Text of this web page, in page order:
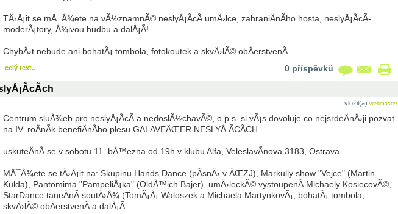
TÄ›Å¡it se mÅ¯Å¾ete na vÃ½znamnÃ© neslyÅ¡Ã­cÃ­ umÄ›lce, zahraniÄnÃ­ho hosta, neslyÅ¡Ã­cÃ­
moderÃ¡tory, Å¾ivou hudbu a dalÅ¡Ã­!
ChybÄ›t nebude ani bohatÃ¡ tombola, fotokoutek a skvÄ›lÃ© obÄerstvenÃ­.
celý text.. 0 příspěvků
vložil(a) webmaster
Centrum sluÅ¾eb pro neslyÅ¡Ã­cÃ­ a nedoslÃ½chavÃ©, o.p.s. si vÃ¡s dovoluje co nejsrdeÄnÄ›ji pozvat
na IV. roÄnÃ­k benefiÄnÃ­ho plesu GALAVEÄŒER NESLYÅ ÃCÃCH
uskuteÄnÃ­ se v sobotu 11. bÅ™ezna od 19h v klubu Alfa, VeleslavÃ­nova 3183, Ostrava
MÅ¯Å¾ete se tÄ›Å¡it na: Skupinu Hands Dance (pÃ­snÄ› v ÄŒZJ), Markully show "Vejce" (Martin
Kulda), Pantomima "PampeliÅ¡ka" (OldÅ™ich Bajer), umÄ›leckÃ© vystoupenÃ­ Michaely KosiecovÃ©,
StarDance taneÄnÃ­ soutÄ›Å¾ (TomÃ¡Å¡ Waloszek a Michaela MartynkovÃ¡, bohatÃ¡ tombola,
skvÄ›lÃ© obÄerstvenÃ­ a dalÅ¡Ã­